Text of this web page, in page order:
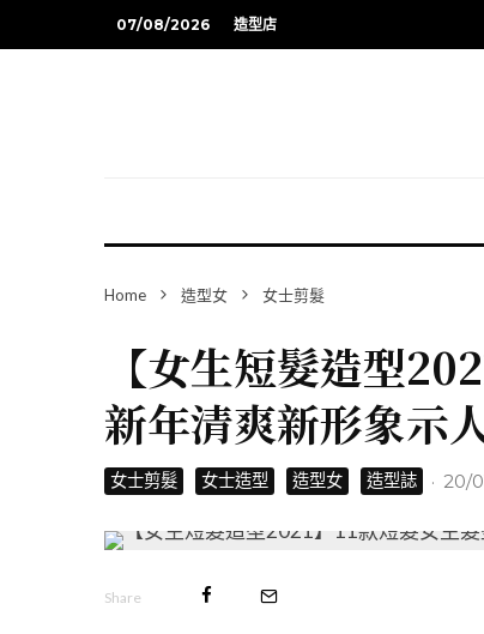
07/08/2026 造型店
Home 造型女 女士剪髮
【女生短髮造型
新年清爽新形象示
女士剪髮 女士造型 造型女 造型誌 · 20/
Share